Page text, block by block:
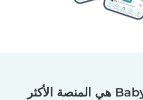
منصة Babysits هي المنصة الأكثر